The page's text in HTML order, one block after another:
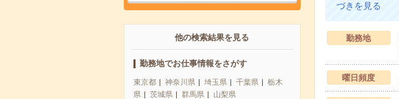
他の検索結果を見る
勤務地でお仕事情報をさがす
東京都 神奈川県 埼玉県 千葉県
栃木
県
茨城県 群馬県 山梨県
づきを見る
勤務地
曜日頻度